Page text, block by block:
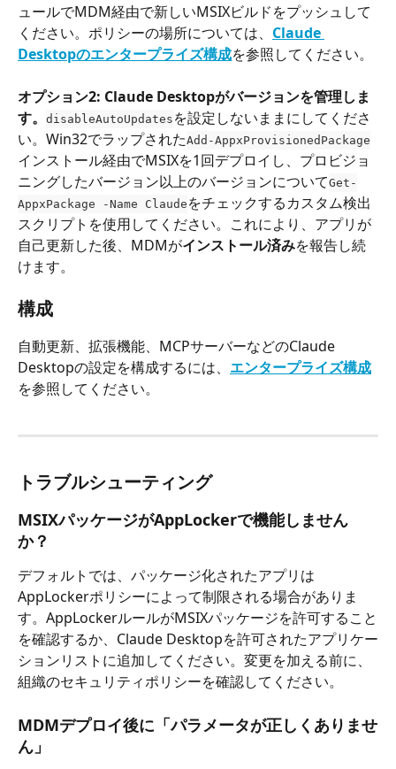
ュールでMDM経由で新しいMSIXビルドをプッシュして
ください。ポリシーの場所については、 Claude
Desktopのエンタープライズ構成を参照してください。
オプション2: Claude Desktopがバージョンを管理しま
す。
disableAutoUpdates を設定しないままにしてくださ
い。Win32でラップされたAdd-AppxProvisionedPackage
インストール経由でMSIXを1回デプロイし、プロビジョ
ニングしたバージョン以上のバージョンについてGet-
AppxPackage -Name Claude をチェックするカスタム検出
スクリプトを使用してください。これにより、アプリが
自己更新した後、MDMがインストール済みを報告し続
けます。
構成
自動更新、拡張機能、MCPサーバーなどのClaude
Desktopの設定を構成するには、 エンタープライズ構成
を参照してください。
トラブルシューティング
MSIXパッケージがAppLockerで機能しません
か？
デフォルトでは、パッケージ化されたアプリは
AppLockerポリシーによって制限される場合がありま
す。AppLockerルールがMSIXパッケージを許可すること
を確認するか、Claude Desktopを許可されたアプリケー
ションリストに追加してください。変更を加える前に、
組織のセキュリティポリシーを確認してください。
MDMデプロイ後に「パラメータが正しくありませ
ん」